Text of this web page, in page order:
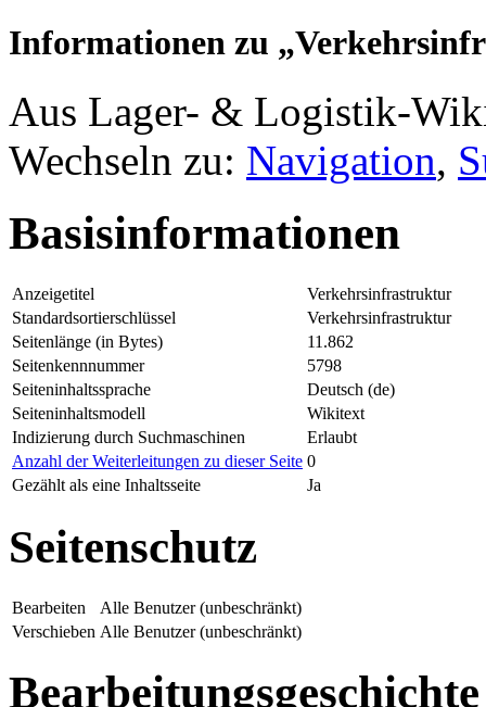
Informationen zu
Aus Lager- & Logistik-
Wechseln zu: Navigation,
Basisinformationen
Anzeigetitel
Verkehrsinfrastruktur
Standardsortierschlüssel
Verkehrsinfrastruktur
Seitenlänge (in Bytes)
11.862
Seitenkennnummer
5798
Seiteninhaltssprache
Deutsch (de)
Seiteninhaltsmodell
Wikitext
Indizierung durch Suchmaschinen
Erlaubt
Anzahl der Weiterleitungen zu dieser Seite 0
Gezählt als eine Inhaltsseite
Ja
Seitenschutz
Bearbeiten
Alle Benutzer (unbeschränkt)
Verschieben Alle Benutzer (unbeschränkt)
Bearbeitungsgeschichte